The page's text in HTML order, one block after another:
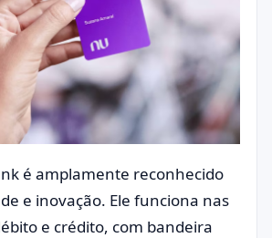
é amplamente reconhecido
e inovação. Ele funciona nas
e crédito, com bandeira